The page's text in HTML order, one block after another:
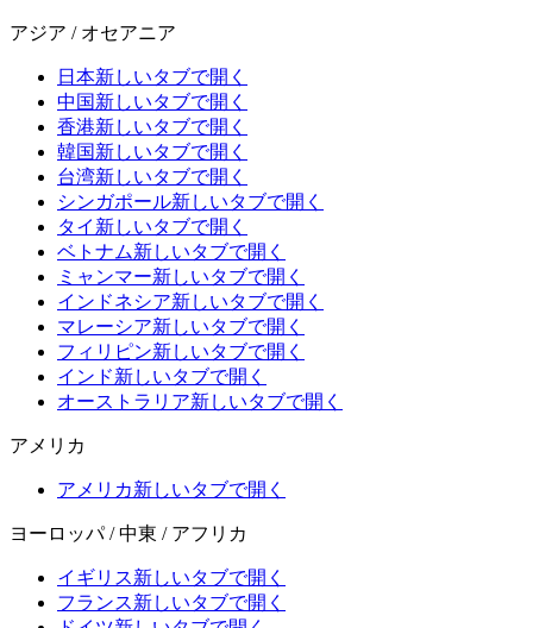
アジア / オセアニア
日本新しいタブで開く
中国新しいタブで開く
香港新しいタブで開く
韓国新しいタブで開く
台湾新しいタブで開く
シンガポール新しいタブで開く
タイ 新しいタブで開く
ベトナム新しいタブで開く
ミャンマー新しいタブで開く
インドネシア新しいタブで開く
マレーシア新しいタブで開く
フィリピン新しいタブで開く
インド新しいタブで開く
オーストラリア新しいタブで開く
アメリカ
アメリカ新しいタブで開く
ヨーロッパ / 中東 / アフリカ
イギリス新しいタブで開く
フランス新しいタブで開く